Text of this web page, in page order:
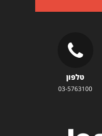
טלפון
03-5763100